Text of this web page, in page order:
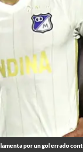
por un gol errado